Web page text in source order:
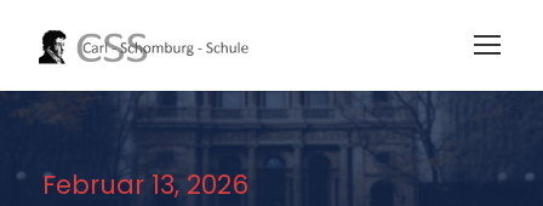
Februar 13, 2026